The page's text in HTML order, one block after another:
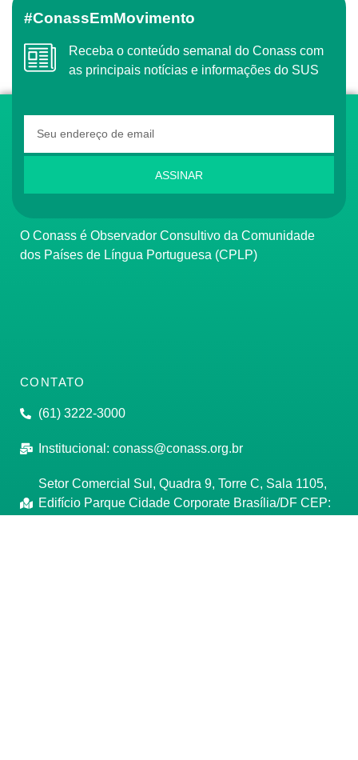
#ConassEmMovimento
Receba o conteúdo semanal do Conass com
as principais notícias e informações do SUS
ASSINAR
O Conass é Observador Consultivo da Comunidade
dos Países de Língua Portuguesa (CPLP)
CONTATO
(61) 3222-3000
Institucional: conass@conass.org.br
Setor Comercial Sul, Quadra 9, Torre C, Sala 1105,
Edifício Parque Cidade Corporate Brasília/DF CEP: